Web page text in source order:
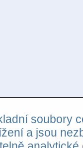
soubory
a jsou